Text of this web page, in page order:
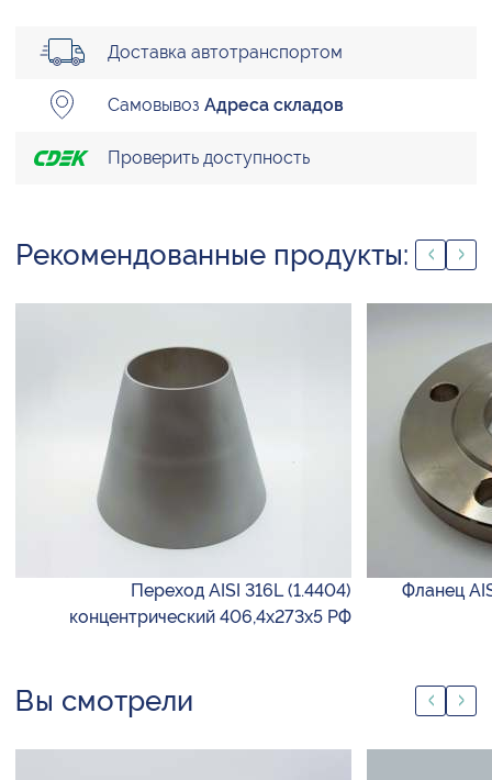
Доставка автотранспортом
Самовывоз Адреса складов
Проверить доступность
Рекомендованные продукты:
Переход AISI 316L (1.4404)
концентрический 406,4х273х5 РФ
Фланец
Вы смотрели